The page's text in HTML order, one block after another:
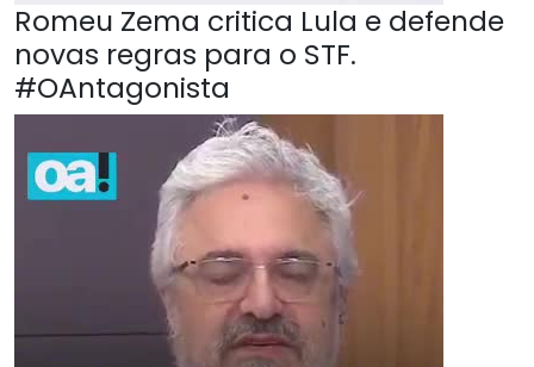
Romeu Zema critica Lula e defende
novas regras para o STF.
#OAntagonista